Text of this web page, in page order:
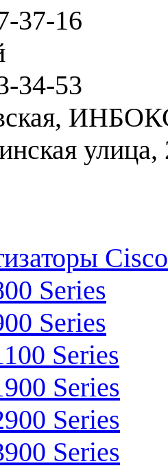
37-16
34-53
улица,
Cisco
Series
Series
Series
Series
Series
Series